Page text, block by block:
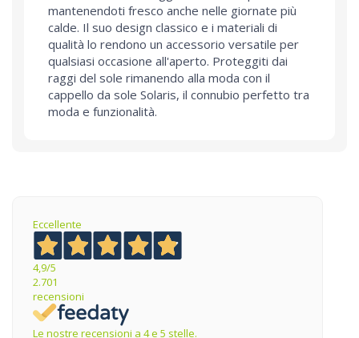
mantenendoti fresco anche nelle giornate più
calde. Il suo design classico e i materiali di
qualità lo rendono un accessorio versatile per
qualsiasi occasione all'aperto. Proteggiti dai
raggi del sole rimanendo alla moda con il
cappello da sole Solaris, il connubio perfetto tra
moda e funzionalità.
Eccellente
4,9/5
2.701
recensioni
Le nostre recensioni a 4 e 5 stelle.